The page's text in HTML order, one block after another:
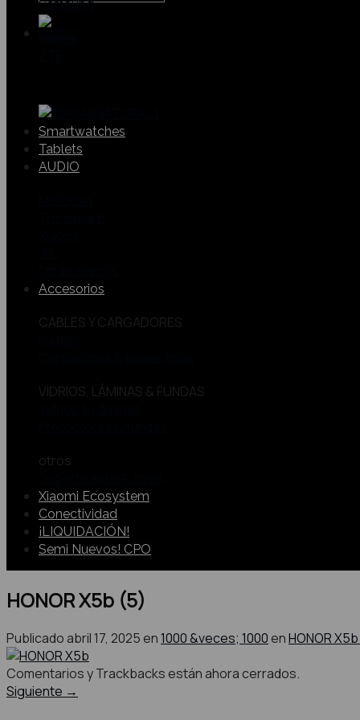
Samsung
Smartwatches
Tablets
AUDIO
Accesorios
CABLES Y CARGADORES
VIDRIOS, LÁMINAS & FUNDAS
otros
Xiaomi Ecosystem
Conectividad
¡LIQUIDACIÓN!
Semi Nuevos! CPO
HONOR X5b (5)
Publicadoabril 17, 2025en1000 &veces; 1000enHONOR
Comentarios y Trackbacks están ahora cerrados.
Siguiente →